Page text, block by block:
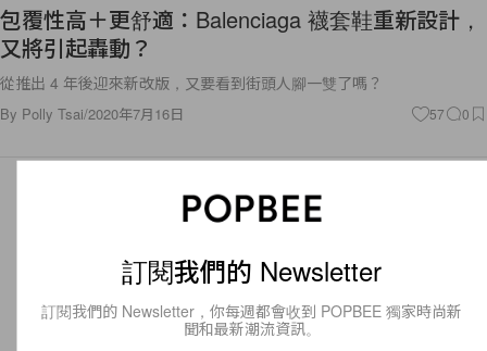
包覆性高＋更舒適：Balenciaga 襪套鞋重新設計，
又將引起轟動？
從推出 4 年後迎來新改版，又要看到街頭人腳一雙了嗎？
By Polly Tsai/2020年7月16日 57 0
訂閱我們的 Newsletter
訂閱我們的 Newsletter，你每週都會收到 POPBEE 獨家時尚新
聞和最新潮流資訊。